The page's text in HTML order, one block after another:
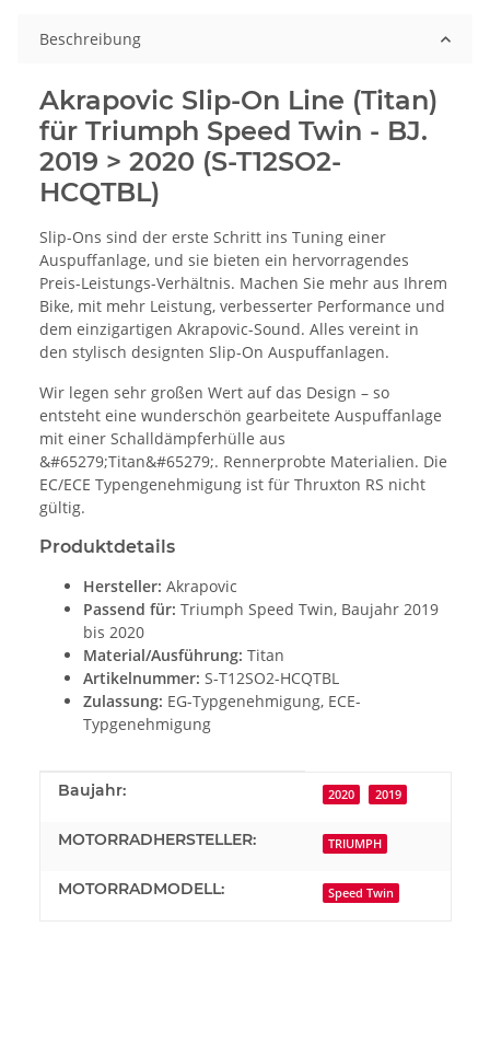
Beschreibung
Akrapovic Slip-On Line (Titan)
für Triumph Speed Twin - BJ.
2019 > 2020 (S-T12SO2-
HCQTBL)
Slip-Ons sind der erste Schritt ins Tuning einer
Auspuffanlage, und sie bieten ein hervorragendes
Preis-Leistungs-Verhältnis. Machen Sie mehr aus Ihrem
Bike, mit mehr Leistung, verbesserter Performance und
dem einzigartigen Akrapovic-Sound. Alles vereint in
den stylisch designten Slip-On Auspuffanlagen.
Wir legen sehr großen Wert auf das Design – so
entsteht eine wunderschön gearbeitete Auspuffanlage
mit einer Schalldämpferhülle aus
&#65279;Titan&#65279;. Rennerprobte Materialien. Die
EC/ECE Typengenehmigung ist für Thruxton RS nicht
gültig.
Produktdetails
Hersteller: Akrapovic
Passend für: Triumph Speed Twin, Baujahr 2019
bis 2020
Material/Ausführung: Titan
Artikelnummer: S-T12SO2-HCQTBL
Zulassung: EG-Typgenehmigung, ECE-
Typgenehmigung
Produkteigenschaft
Wert
Baujahr: 2020 2019
MOTORRADHERSTELLER: TRIUMPH
MOTORRADMODELL: Speed Twin